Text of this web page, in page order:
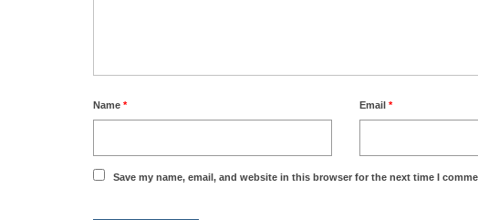
Name * Email*
Save my name, email, and website in this browser for the next time I